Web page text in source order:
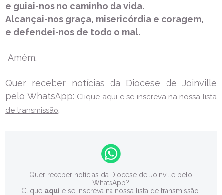
e guiai-nos no caminho da vida.
Alcançai-nos graça, misericórdia e coragem,
e defendei-nos de todo o mal.
Amém.
Quer receber notícias da Diocese de Joinville
pelo WhatsApp: Clique aqui e se inscreva na nossa lista
de transmissão.
Quer receber notícias da Diocese de Joinville pelo
WhatsApp?
Clique aqui e se inscreva na nossa lista de transmissão.